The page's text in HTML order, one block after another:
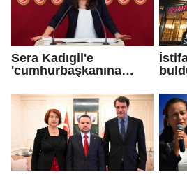
Sera Kadıgil'e
'cumhurbaşkanına
soruşturması